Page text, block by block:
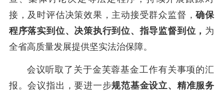
接，及时评估决策效果，主动接受群众监督，确保
程序落实到位、决策执行到位、指导监督到位， 为
全省高质量发展提供坚实法治保障。
会议听取了 关于金芙蓉基金工作有关事项的汇
报。会议指出，要进一步规范基金设立、精准服务